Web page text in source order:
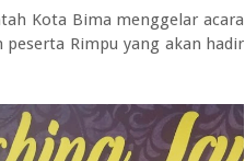
Kota Bima menggelar acara
peserta Rimpu yang akan hadir